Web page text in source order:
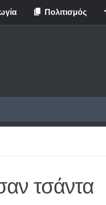
Πολιτισμός
τσάντα